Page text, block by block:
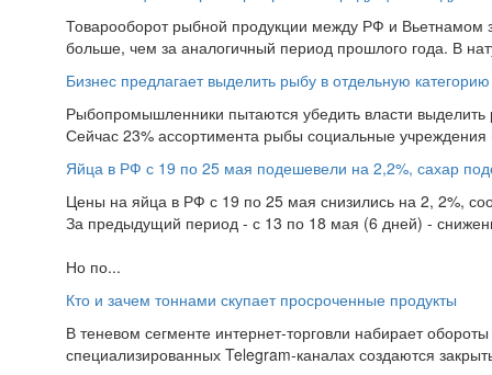
Товарооборот рыбной продукции между РФ и Вьетнамом
больше, чем за аналогичный период прошлого года. В
Бизнес предлагает выделить рыбу в отдельную категорию
Рыбопромышленники пытаются убедить власти
Сейчас 23% ассортимента рыбы социальные учреждения
Яйца в РФ с 19 по 25 мая подешевели на 2,2%, сахар
Цены на яйца в РФ с 19 по 25 мая снизились на 2, 2%,
За предыдущий период - с 13 по 18 мая (6 дней) -
Но по...
Кто и зачем тоннами скупает просроченные продукты
В теневом сегменте интернет-торговли набирает
специализированных Telegram-каналах создаются